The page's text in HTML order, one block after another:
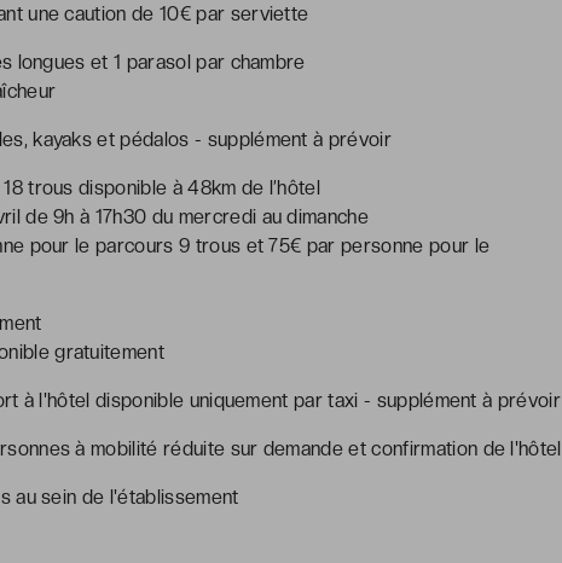
une caution de 10€ par serviette
longues et 1 parasol par chambre
kayaks et pédalos - supplément à prévoir
trous disponible à 48km de l’hôtel
de 9h à 17h30 du mercredi au dimanche
pour le parcours 9 trous et 75€ par personne pour le
gratuitement
à l'hôtel disponible uniquement par taxi - supplément à prévoir
à mobilité réduite sur demande et confirmation de l'hôtel
au sein de l'établissement